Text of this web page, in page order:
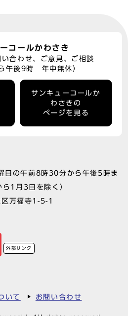
コールかわさき
合わせ、ご意見、ご相談
午後9時 年中無休）
サンキューコールか
わさきの
ページを見る
日の午前8時30分から午後5時ま
1月3日を除く）
万福寺1-5-1
外部リンク
いて お問い合わせ